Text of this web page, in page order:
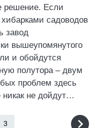
решение. Если
хибарками садоводов
завод
вышеупомянутого
и обойдутся
полутора – двум
проблем здесь
никак не дойдут…
3